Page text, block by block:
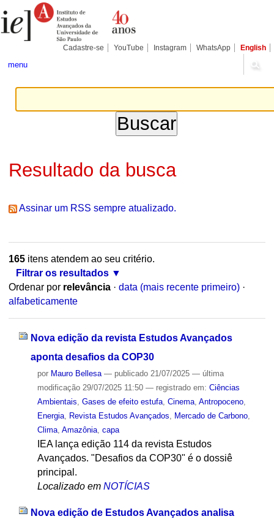
para
conteúdo.
Pessoais
Cadastre-se YouTube Instagram WhatsApp English
menu
Resultado da busca
Assinar um RSS sempre atualizado.
165itens atendem ao seu critério.
Filtrar os resultados
Ordenar por relevância · data (mais recente primeiro) ·
alfabeticamente
Nova edição da revista Estudos Avançados
aponta desafios da COP30
por Mauro Bellesa — publicado21/07/2025 — última
modificação29/07/2025 11:50 — registrado em: Ciências
Ambientais Gases de efeito estufa, Cinema, Antropoceno,
Energia, Revista Estudos Avançados Mercado de Carbono,
Clima, Amazônia, capa
IEA lança edição 114 da revista Estudos
Avançados. "Desafios da COP30" é o dossiê
principal.
Localizado em NOTÍCIAS
Nova edição de Estudos Avançados analisa